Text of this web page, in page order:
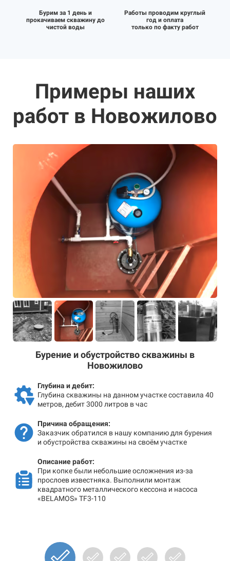
Бурим за 1 день и
прокачиваем скважину до
чистой воды
Работы проводим круглый
год и оплата
только по факту работ
Примеры наших
работ в Новожилово
Бурение и обустройство скважины в
Новожилово
Глубина и дебит:
Глубина скважины на данном участке составила 40
метров, дебит 3000 литров в час
Причина обращения:
Заказчик обратился в нашу компанию для бурения
и обустройства скважины на своём участке
Описание работ:
При копке были небольшие осложнения из-за
прослоев известняка. Выполнили монтаж
квадратного металлического кессона и насоса
«BELAMOS» TF3-110